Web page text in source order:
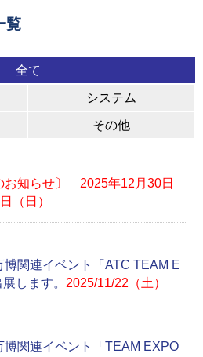
覧
全て
システム
その他
お知らせ〕 2025年12月30日
（日）
博関連イベント「ATC TEAM E
します。 2025/11/22（土）
博関連イベント「TEAM EXPO